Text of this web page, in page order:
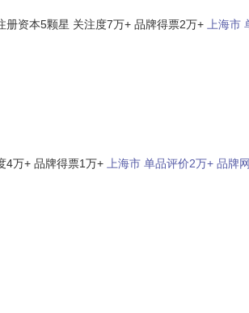
册资本5颗星 关注度7万+ 品牌得票2万+ 上海市
4万+ 品牌得票1万+ 上海市 单品评价2万+ 品牌